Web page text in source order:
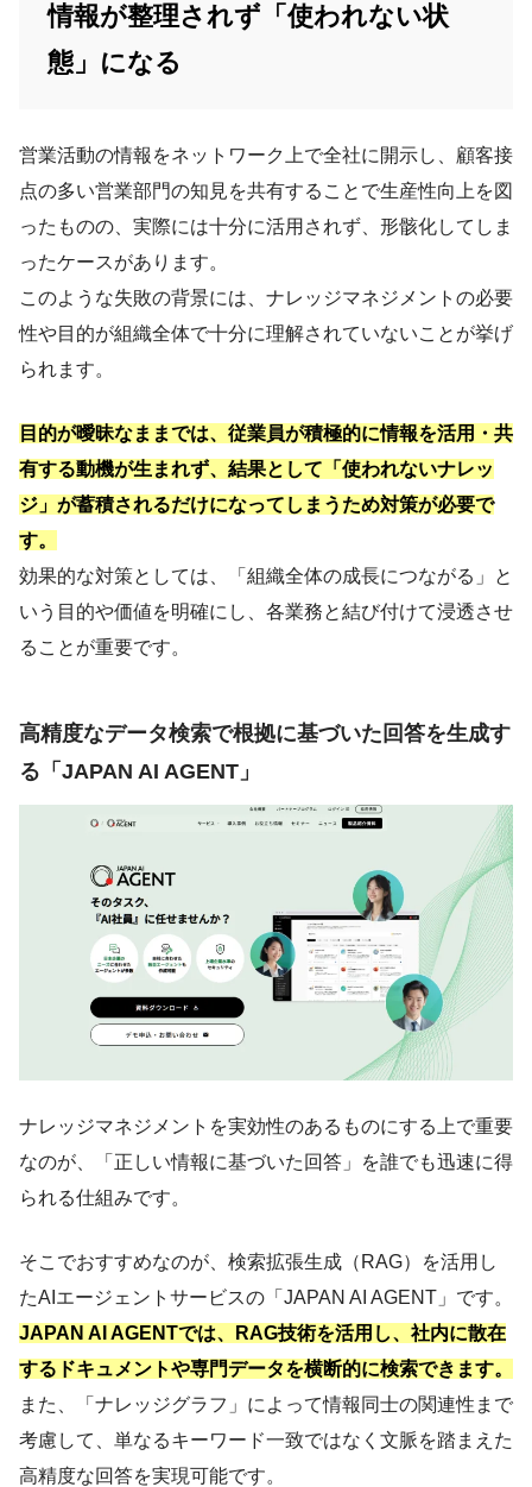
情報が整理されず「使われない状
態」になる
営業活動の情報をネットワーク上で全社に開示し、顧客接
点の多い営業部門の知見を共有することで生産性向上を図
ったものの、実際には十分に活用されず、形骸化してしま
ったケースがあります。
このような失敗の背景には、ナレッジマネジメントの必要
性や目的が組織全体で十分に理解されていないことが挙げ
られます。
目的が曖昧なままでは、従業員が積極的に情報を活用・共
有する動機が生まれず、結果として「使われないナレッ
ジ」が蓄積されるだけになってしまうため対策が必要で
す。
効果的な対策としては、「組織全体の成長につながる」と
いう目的や価値を明確にし、各業務と結び付けて浸透させ
ることが重要です。
高精度なデータ検索で根拠に基づいた回答を生成す
る「JAPAN AI AGENT」
ナレッジマネジメントを実効性のあるものにする上で重要
なのが、「正しい情報に基づいた回答」を誰でも迅速に得
られる仕組みです。
そこでおすすめなのが、検索拡張生成（RAG）を活用し
たAIエージェントサービスの「JAPAN AI AGENT」です。
JAPAN AI AGENTでは、RAG技術を活用し、社内に散在
するドキュメントや専門データを横断的に検索できます。
また、「ナレッジグラフ」によって情報同士の関連性まで
考慮して、単なるキーワード一致ではなく文脈を踏まえた
高精度な回答を実現可能です。